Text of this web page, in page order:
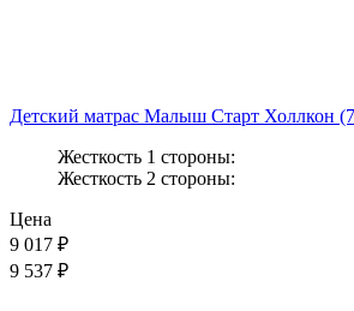
Детский матрас Малыш Старт Холлкон
Жесткость 1 стороны:
Жесткость 2 стороны:
Цена
9 017 ₽
9 537 ₽